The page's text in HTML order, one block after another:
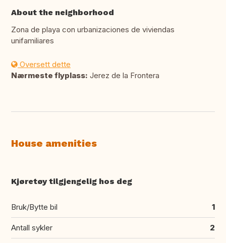
About the neighborhood
Zona de playa con urbanizaciones de viviendas
unifamiliares
Oversett dette
Nærmeste flyplass: Jerez de la Frontera
House amenities
Kjøretøy tilgjengelig hos deg
Bruk/Bytte bil 1
Antall sykler 2